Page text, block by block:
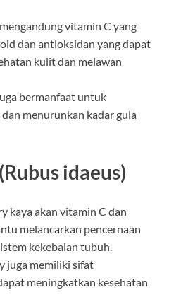
vitamin C yang
dan antioksidan yang dapat
kulit dan melawan
bermanfaat untuk
menurunkan kadar gula
idaeus)
kaya akan vitamin C dan
melancarkan pencernaan
kekebalan tubuh.
juga memiliki sifat
meningkatkan kesehatan